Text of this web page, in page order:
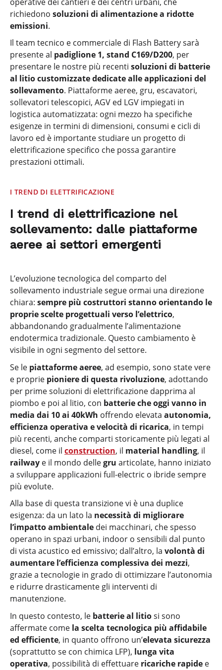
richiedono soluzioni di alimentazione a ridotte
emissioni.
Il team tecnico e commerciale di Flash Battery sarà
presente al padiglione 1, stand C169/D200, per
presentare le nostre più recenti soluzioni di batterie
al litio customizzate dedicate alle applicazioni del
sollevamento. Piattaforme aeree, gru, escavatori,
sollevatori telescopici, AGV ed LGV impiegati in
logistica automatizzata: ogni mezzo ha specifiche
esigenze in termini di dimensioni, consumi e cicli di
lavoro ed è importante studiare un progetto di
elettrificazione specifico che possa garantire
prestazioni ottimali.
I TREND DI ELETTRIFICAZIONE
I trend di elettrificazione nel
sollevamento: dalle piattaforme
aeree ai settori emergenti
L’evoluzione tecnologica del comparto del
sollevamento industriale segue ormai una direzione
chiara: sempre più costruttori stanno orientando le
proprie scelte progettuali verso l’elettrico,
abbandonando gradualmente l’alimentazione
endotermica tradizionale. Questo cambiamento è
visibile in ogni segmento del settore.
Se le piattaforme aeree, ad esempio, sono state vere
e proprie pioniere di questa rivoluzione, adottando
per prime soluzioni di elettrificazione dapprima al
piombo e poi al litio, con batterie che oggi vanno in
media dai 10 ai 40kWh offrendo elevata autonomia,
efficienza operativa e velocità di ricarica, in tempi
più recenti, anche comparti storicamente più legati al
diesel, come il construction, il material handling, il
railway e il mondo dellegru articolate, hanno iniziato
a sviluppare applicazioni full-electric o ibride sempre
più evolute.
Alla base di questa transizione vi è una duplice
esigenza: da un lato la necessità di migliorare
l’impatto ambientale dei macchinari, che spesso
operano in spazi urbani, indoor o sensibili dal punto
di vista acustico ed emissivo; dall’altro, la volontà di
aumentare l’efficienza complessiva dei mezzi,
grazie a tecnologie in grado di ottimizzare l’autonomia
e ridurre drasticamente gli interventi di
manutenzione.
In questo contesto, le batterie al litiosi sono
affermate come la scelta tecnologica più affidabile
ed efficiente, in quanto offrono un’elevata sicurezza
(soprattutto se con chimica LFP), lunga vita
operativa, possibilità di effettuare ricariche rapide e